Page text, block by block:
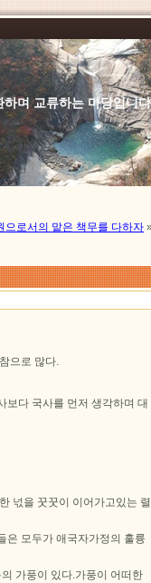
며 교류하는 마당입니
으로서의 맡은 책무를 다하자 »
으로 많다.
보다 국사를 먼저 생각하며 대
넋을 꿋꿋이 이어가고있는 렬
은 모두가 애국자가정의 훌륭
가풍이 있다.가풍이 어떠한